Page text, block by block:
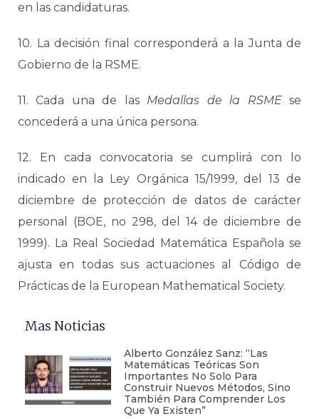
en las candidaturas.
10. La decisión final corresponderá a la Junta de
Gobierno de la RSME.
11. Cada una de las Medallas de la RSMEse
concederá a una única persona.
12. En cada convocatoria se cumplirá con lo
indicado en la Ley Orgánica 15/1999, del 13 de
diciembre de protección de datos de carácter
personal (BOE, no 298, del 14 de diciembre de
1999). La Real Sociedad Matemática Española se
ajusta en todas sus actuaciones al Código de
Prácticas de la European Mathematical Society.
Mas Noticias
Alberto González Sanz: “Las
Matemáticas Teóricas Son
Importantes No Solo Para
Construir Nuevos Métodos, Sino
También Para Comprender Los
Que Ya Existen”